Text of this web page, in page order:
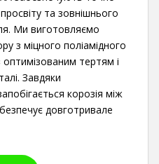
та зовнішнього
Ми виготовляємо
з міцного поліамідного
тертям і
Завдяки
корозія між
довготривале